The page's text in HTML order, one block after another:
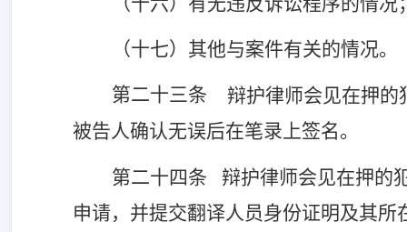
（十七）其他与案件有关的情况。
第二十三条
辩护律师会见在押
被告人确认无误后在笔录上签名。
第二十四条
辩护律师会见在押的
申请，并提交翻译人员身份证明及其